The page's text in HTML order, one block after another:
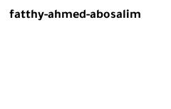
fatthy-ahmed-abosalim